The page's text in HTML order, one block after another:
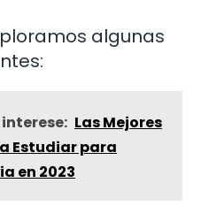
algunas
Las Mejores
Estudiar para
en 2023